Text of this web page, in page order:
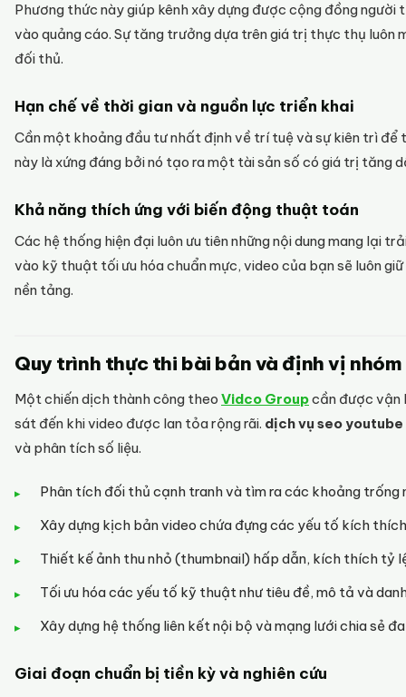
Phương thức này giúp kênh xây dựng được cộng đồng
vào quảng cáo. Sự tăng trưởng dựa trên giá trị thực thụ luôn
đối thủ.
Hạn chế về thời gian và nguồn lực triển khai
Cần một khoảng đầu tư nhất định về trí tuệ và sự kiên trì để
này là xứng đáng bởi nó tạo ra một tài sản số có giá trị tăng
Khả năng thích ứng với biến động thuật toán
Các hệ thống hiện đại luôn ưu tiên những nội dung mang lại
vào kỹ thuật tối ưu hóa chuẩn mực, video của bạn sẽ luôn
nền tảng.
Quy trình thực thi bài bản và định vị
Một chiến dịch thành công theo Vidco Groupcần được vận
sát đến khi video được lan tỏa rộng rãi. dịch vụ seo youtube
và phân tích số liệu.
Phân tích đối thủ cạnh tranh và tìm ra các khoảng trống
Xây dựng kịch bản video chứa đựng các yếu tố kích
Thiết kế ảnh thu nhỏ (thumbnail) hấp dẫn, kích thích tỷ
Tối ưu hóa các yếu tố kỹ thuật như tiêu đề, mô tả và
Xây dựng hệ thống liên kết nội bộ và mạng lưới chia sẻ
Giai đoạn chuẩn bị tiền kỳ và nghiên cứu